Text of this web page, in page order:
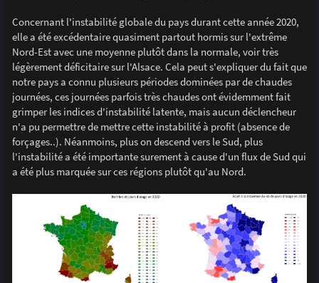
Concernant l'instabilité globale du pays durant cette année 2020,
elle a été excédentaire quasiment partout hormis sur l'extrême
Nord-Est avec une moyenne plutôt dans la normale, voir très
légèrement déficitaire sur l'Alsace. Cela peut s'expliquer du fait que
notre pays a connu plusieurs périodes dominées par de chaudes
journées, ces journées parfois très chaudes ont évidemment fait
grimper les indices d'instabilité latente, mais aucun déclencheur
n'a pu permettre de mettre cette instabilité à profit (absence de
forçages..). Néanmoins, plus on descend vers le Sud, plus
l'instabilité a été importante surement à cause d'un flux de Sud qui
a été plus marquée sur ces régions plutôt qu'au Nord.